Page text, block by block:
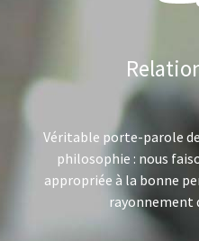
Véritable porte-parole
philosophie : nous
appropriée à la bonne
rayonnement